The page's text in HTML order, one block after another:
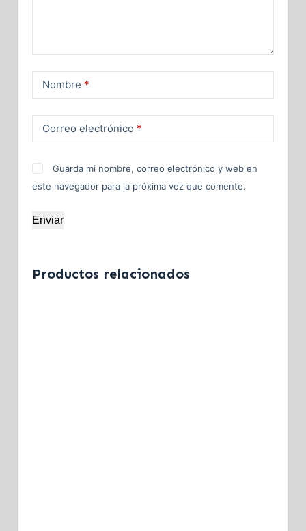
Nombre *
Correo electrónico *
Guarda mi nombre, correo electrónico y web en
este navegador para la próxima vez que comente.
Enviar
Productos relacionados